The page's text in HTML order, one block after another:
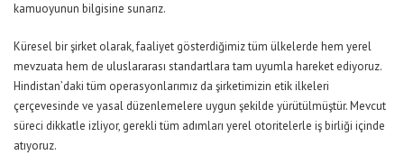
kamuoyunun bilgisine sunarız.
Küresel bir şirket olarak, faaliyet gösterdiğimiz tüm ülkelerde hem yerel
mevzuata hem de uluslararası standartlara tam uyumla hareket ediyoruz.
Hindistan’daki tüm operasyonlarımız da şirketimizin etik ilkeleri
çerçevesinde ve yasal düzenlemelere uygun şekilde yürütülmüştür. Mevcut
süreci dikkatle izliyor, gerekli tüm adımları yerel otoritelerle iş birliği içinde
atıyoruz.